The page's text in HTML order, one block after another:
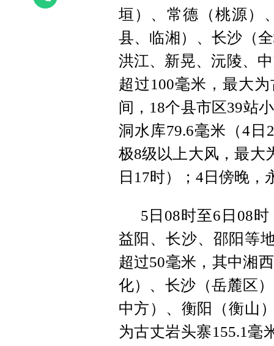
垣）、常德（桃源）
县、临湘）、长沙（
洪江、新晃、沅陵、
超过100毫米，最大
间，18个县市区39站
洞水库79.6毫米（4日
极8级以上大风，最大
日17时）；4日傍晚，
5日08时至6日08
益阳、长沙、邵阳等
超过50毫米，其中湘
化）、长沙（岳麓区
中方）、衡阳（衡山
为古丈岩头寨155.1毫